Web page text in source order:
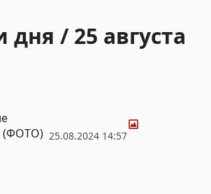
дня / 25 августа
25.08.2024 14:57
(ФОТО)